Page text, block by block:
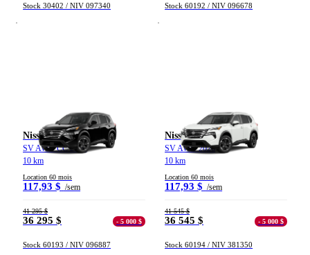
Stock 30402 / NIV 097340 Stock 60192 / NIV 096678
Nissan Rogue
SV AWD CC 2026
10 km
Location 60 mois
117,93 $ /sem
41 295 $
36 295 $ - 5 000 $
Stock 60193 / NIV 096887
Nissan Rogue
SV AWD 2026
10 km
Location 60 mois
117,93 $ /sem
41 545 $
36 545 $ - 5 000 $
Stock 60194 / NIV 381350